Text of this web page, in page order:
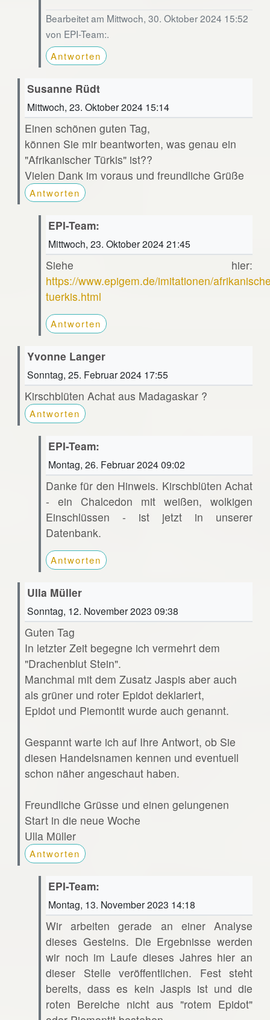
Bearbeitet am Mittwoch, 30. Oktober 2024 15:52
von EPI-Team:.
Antworten
Susanne Rüdt
Mittwoch, 23. Oktober 2024 15:14
Einen schönen guten Tag,
können Sie mir beantworten, was genau ein
"Afrikanischer Türkis" ist??
Vielen Dank im voraus und freundliche Grüße
Antworten
EPI-Team:
Mittwoch, 23. Oktober 2024 21:45
Siehe hier:
https://www.epigem.de/imitationen/
tuerkis.html
Antworten
Yvonne Langer
Sonntag, 25. Februar 2024 17:55
Kirschblüten Achat aus Madagaskar ?
Antworten
EPI-Team:
Montag, 26. Februar 2024 09:02
Danke für den Hinweis. Kirschblüten Achat
- ein Chalcedon mit weißen, wolkigen
Einschlüssen - ist jetzt in unserer
Datenbank.
Antworten
Ulla Müller
Sonntag, 12. November 2023 09:38
Guten Tag
In letzter Zeit begegne ich vermehrt dem
"Drachenblut Stein".
Manchmal mit dem Zusatz Jaspis aber auch
als grüner und roter Epidot deklariert,
Epidot und Piemontit wurde auch genannt.
Gespannt warte ich auf Ihre Antwort, ob Sie
diesen Handelsnamen kennen und eventuell
schon näher angeschaut haben.
Freundliche Grüsse und einen gelungenen
Start in die neue Woche
Ulla Müller
Antworten
EPI-Team:
Montag, 13. November 2023 14:18
Wir arbeiten gerade an einer Analyse
dieses Gesteins. Die Ergebnisse werden
wir noch im Laufe dieses Jahres hier an
dieser Stelle veröffentlichen. Fest steht
bereits, dass es kein Jaspis ist und die
roten Bereiche nicht aus "rotem Epidot"